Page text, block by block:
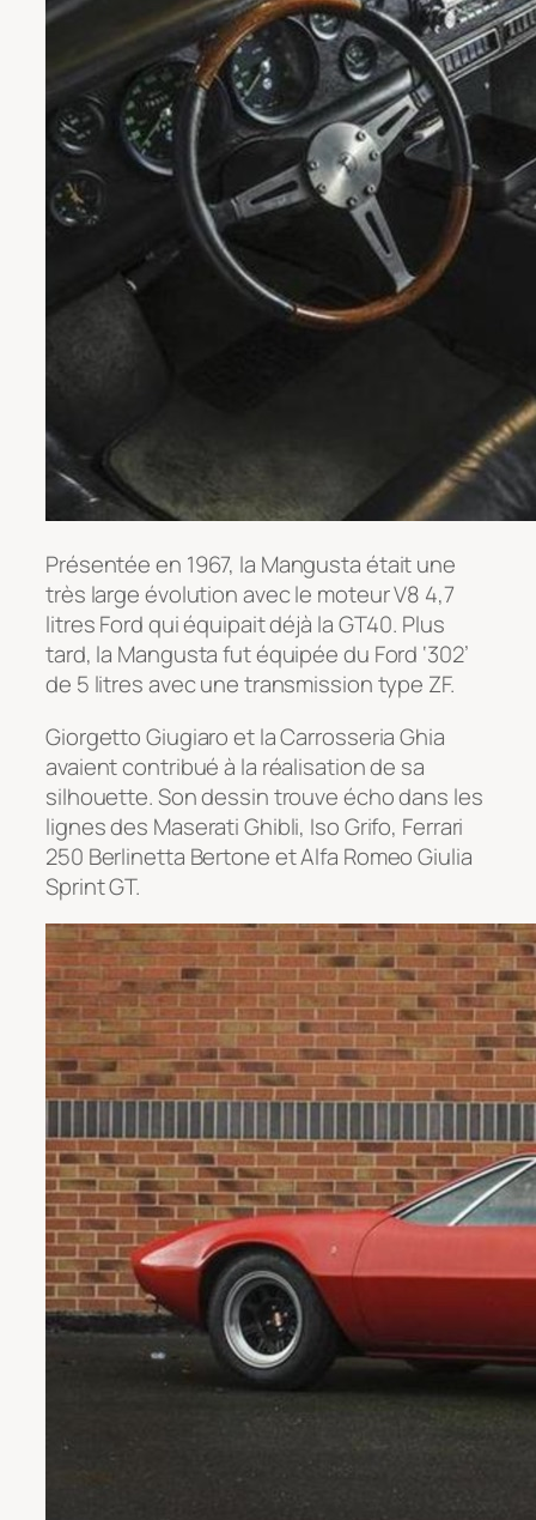
Présentée en 1967, la Mangusta était une
très large évolution avec le moteur V8 4,7
litres Ford qui équipait déjà la GT40. Plus
tard, la Mangusta fut équipée du Ford ‘302’
de 5 litres avec une transmission type ZF.
Giorgetto Giugiaro et la Carrosseria Ghia
avaient contribué à la réalisation de sa
silhouette. Son dessin trouve écho dans les
lignes des Maserati Ghibli, Iso Grifo, Ferrari
250 Berlinetta Bertone et Alfa Romeo Giulia
Sprint GT.